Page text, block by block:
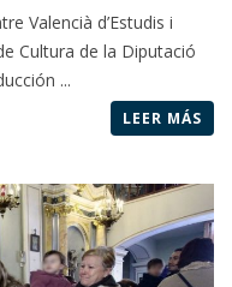
Valencià d’Estudis i
Cultura de la Diputació
...
LEER MÁS